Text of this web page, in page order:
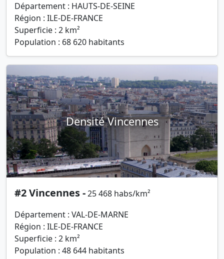
Département : HAUTS-DE-SEINE
Région : ILE-DE-FRANCE
Superficie : 2 km²
Population : 68 620 habitants
Densité Vincennes
#2 Vincennes -25 468 habs/km²
Département : VAL-DE-MARNE
Région : ILE-DE-FRANCE
Superficie : 2 km²
Population : 48 644 habitants